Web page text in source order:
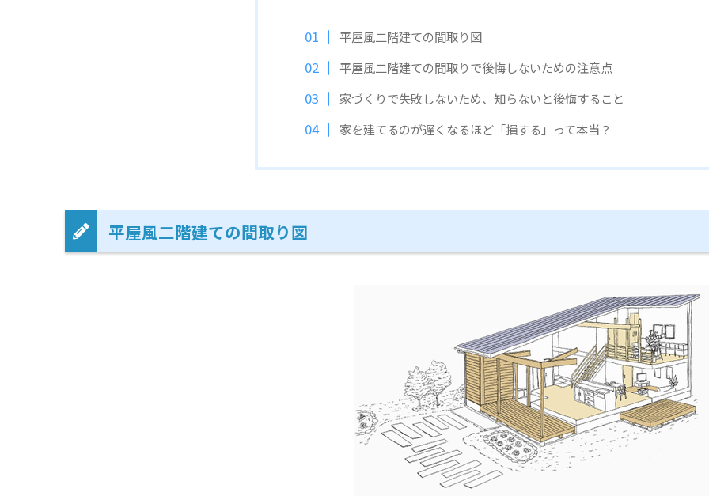
平屋風二階建ての間取り図
平屋風二階建ての間取りで後悔しないための注意点
家づくりで失敗しないため、知らないと後悔すること
家を建てるのが遅くなるほど「損する」って本当？
平屋風二階建ての間取り図